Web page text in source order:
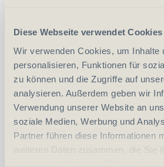
Diese Webseite verwendet Cookies
Wir verwenden Cookies, um Inhalte
personalisieren, Funktionen für
zu können und die Zugriffe auf
analysieren. Außerdem geben wir
Verwendung unserer Website an
soziale Medien, Werbung und
Partner führen diese Informationen
weiteren Daten zusammen, die Sie
vergleichen
Anzahl